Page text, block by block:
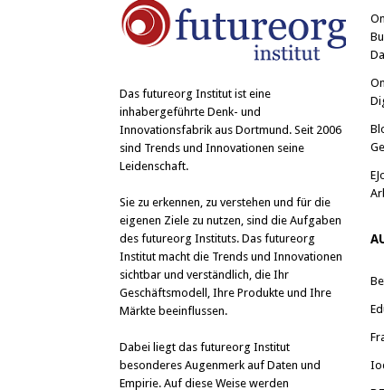
z
u
t
n
W
i
r
d
i
n
e
u
e
m
F
e
s
t
r
ö
f
f
n
u
t
e
n
(
W
i
r
d
e
u
e
m
F
e
s
t
r
e
ö
f
f
n
Das futureorg Institut ist eine
inhabergeführte Denk- und
Innovationsfabrik aus Dortmund. Seit 2006
sind Trends und Innovationen seine
Leidenschaft.
Sie zu erkennen, zu verstehen und für die
eigenen Ziele zu nutzen, sind die Aufgaben
des futureorg Instituts. Das futureorg
Institut macht die Trends und Innovationen
sichtbar und verständlich, die Ihr
Geschäftsmodell, Ihre Produkte und Ihre
Märkte beeinflussen.
Dabei liegt das futureorg Institut
besonderes Augenmerk auf Daten und
Empirie. Auf diese Weise werden